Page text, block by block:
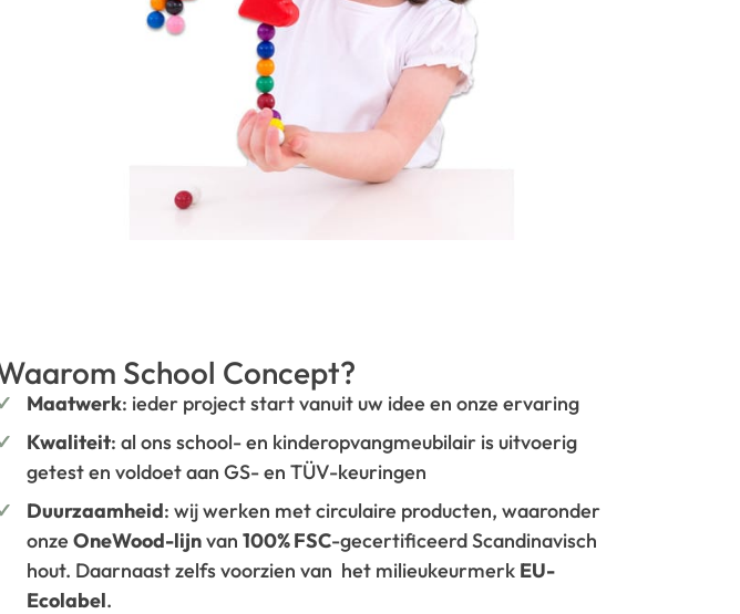
School Concept?
Maatwerk: ieder project start vanuit uw idee en onze ervaring
Kwaliteit: al ons school- en kinderopvangmeubilair is uitvoerig
getest en voldoet aan GS- en TÜV-keuringen
Duurzaamheid: wij werken met circulaire producten, waaronder
onze OneWood-lijnvan 100% FSC-gecertificeerd Scandinavisch
hout. Daarnaast zelfs voorzien van het milieukeurmerk EU-
Ecolabel.